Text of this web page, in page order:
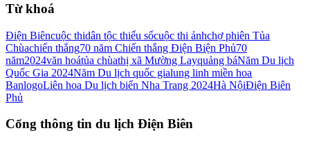
Từ khoá
Điện Biêncuộc thidân tộc thiểu sốcuộc thi ảnhchợ phiên Tủa
Chùachiến thắng70 năm Chiến thắng Điện Biện Phủ70
năm2024văn hoátủa chùathị xã Mường Layquảng báNăm Du lịch
Quốc Gia 2024Năm Du lịch quốc gialung linh miền hoa
BanlogoLiên hoa Du lịch biển Nha Trang 2024Hà NộiĐiện Biên
Phủ
Cổng thông tin du lịch Điện Biên